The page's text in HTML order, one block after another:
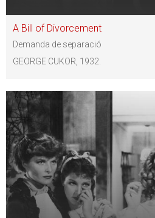
A Bill of Divorcement
Demanda de separació
GEORGE CUKOR, 1932.